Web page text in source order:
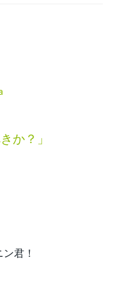
か？」
君！